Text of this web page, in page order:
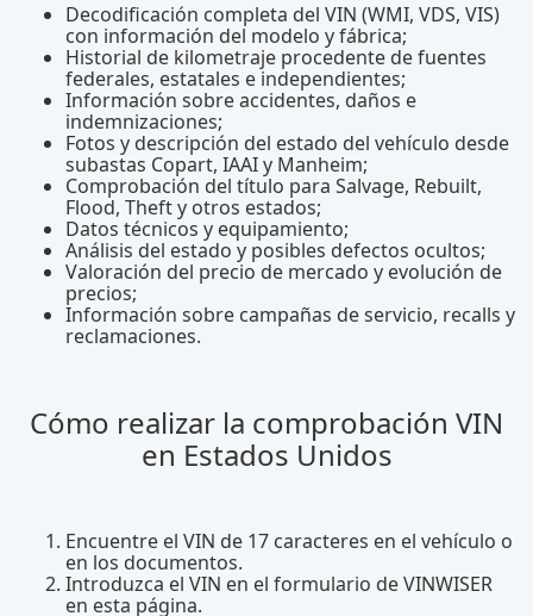
Decodificación completa del VIN (WMI, VDS, VIS)
con información del modelo y fábrica;
Historial de kilometraje procedente de fuentes
federales, estatales e independientes;
Información sobre accidentes, daños e
indemnizaciones;
Fotos y descripción del estado del vehículo desde
subastas Copart, IAAI y Manheim;
Comprobación del título para Salvage, Rebuilt,
Flood, Theft y otros estados;
Datos técnicos y equipamiento;
Análisis del estado y posibles defectos ocultos;
Valoración del precio de mercado y evolución de
precios;
Información sobre campañas de servicio, recalls y
reclamaciones.
Cómo realizar la comprobación VIN
en Estados Unidos
Encuentre el VIN de 17 caracteres en el vehículo o
en los documentos.
Introduzca el VIN en el formulario de VINWISER
en esta página.